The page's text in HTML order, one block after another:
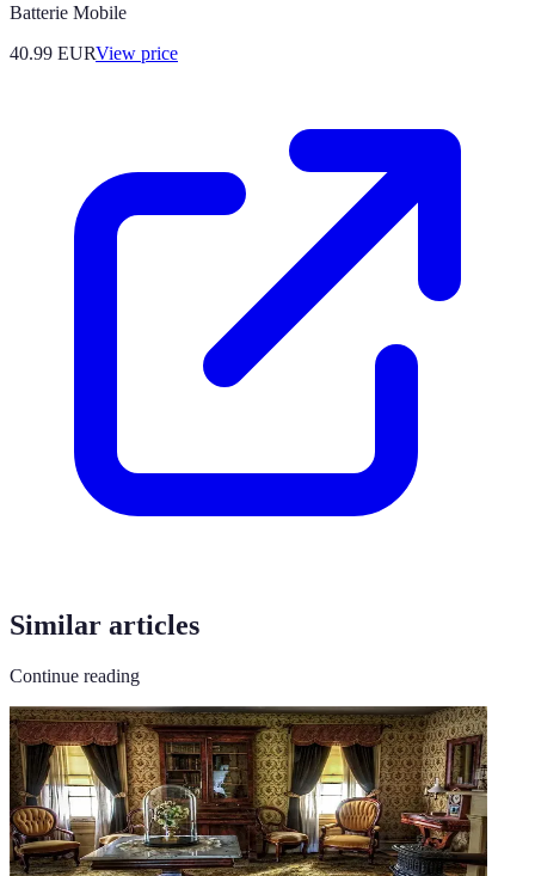
Batterie Mobile
40.99 EURView price
Similar articles
Continue reading